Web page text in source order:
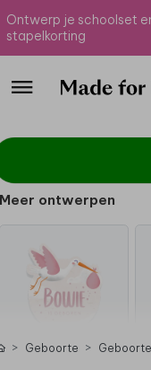
Ontwerp je schoolset
stapelkorting
Meer ontwerpen
Geboorte